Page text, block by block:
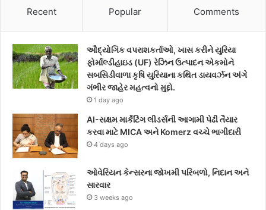
c
e
b
o
o
k
i
t
t
e
t
a
g
a
Recent Popular Comments
ઔદ્યોગિક વપરાશકર્તાઓ, ખાસ કરીને યુરિયા
ફોર્માલ્ડીહાઇડ (UF) રેઝિન ઉત્પાદન એકમોને
સબસિડીવાળા કૃષિ યુરિયાના કથિત ડાયવર્ઝન અંગે
ગંભીર જાહેર મહત્વનો મુદ્દો.
1 day ago
AI-સક્ષમ માર્કેટિંગ લીડર્સની આગામી પેઢી તૈયાર
કરવા માટે MICA અને Komerz વચ્ચે ભાગીદારી
4 days ago
ઓવેરિયન કેન્સરના જોખમી પરિબળો, નિદાન અને
સારવાર
3 weeks ago